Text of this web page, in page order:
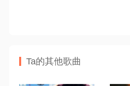
Ta的其他歌曲